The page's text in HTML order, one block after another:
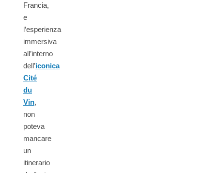
Francia,
e
l’esperienza
immersiva
all’interno
dell’iconica
Cité
du
Vin,
non
poteva
mancare
un
itinerario